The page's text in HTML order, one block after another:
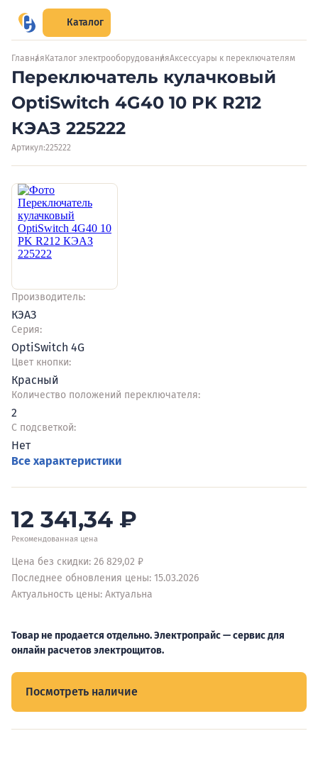
Каталог
Главная Каталог электрооборудованияАксессуары к переключателям
Переключатель кулачковый
OptiSwitch 4G40 10 PK R212
КЭАЗ 225222
Артикул:225222
Производитель:
КЭАЗ
Серия:
OptiSwitch 4G
Цвет кнопки:
Красный
Количество положений переключателя:
2
С подсветкой:
Нет
Все характеристики
12 341,34 ₽
Рекомендованная цена
Цена без скидки: 26 829,02 ₽
Последнее обновления цены: 15.03.2026
Актуальность цены: Актуальна
Товар не продается отдельно. Электропрайс — сервис для
онлайн расчетов электрощитов.
Посмотреть наличие